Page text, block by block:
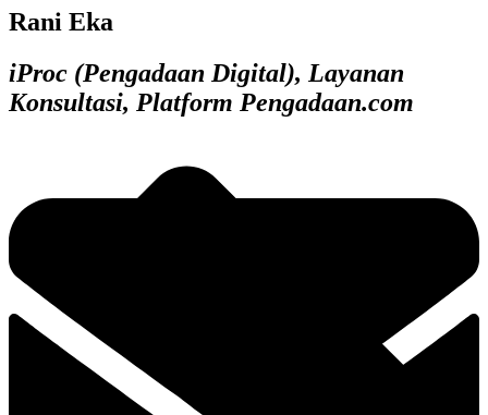
Rani Eka
iProc (Pengadaan Digital), Layanan
Konsultasi, Platform Pengadaan.com